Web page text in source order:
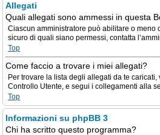
Allegati
Quali allegati sono ammessi in questa
Ciascun amministratore può abilitare o meno
sicuro di quali siano permessi, contatta
Top
Come faccio a trovare i miei allegati?
Per trovare la lista degli allegati da te
Controllo Utente, e segui i collegamenti alla
Top
Informazioni su phpBB 3
Chi ha scritto questo programma?